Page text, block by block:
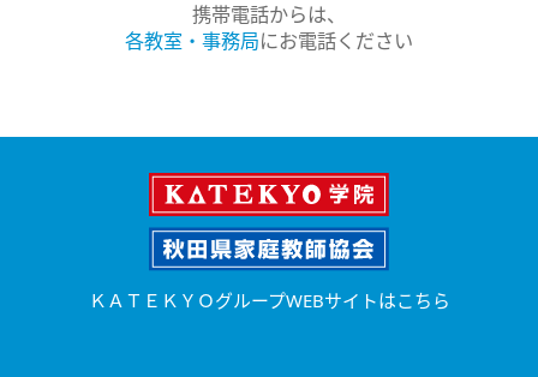
携帯電話からは、
各教室・事務局にお電話ください
ＫＡＴＥＫＹＯグループWEBサイトはこちら